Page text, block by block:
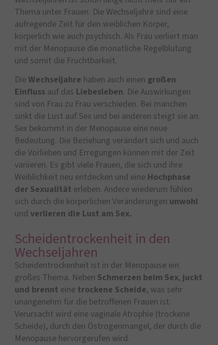
Thema unter Frauen. Die Wechseljahre sind eine
aufregende Zeit für den weiblichen Körper,
körperlich wie auch psychisch. Als Frau verliert man
mit der Menopause die monatliche Regelblutung
und somit die Fruchtbarkeit.
Die Wechseljahre haben auch einen großen
Einfluss auf das Liebesleben. Die Auswirkungen
sind von Frau zu Frau verschieden. Bei manchen
sinkt die Lust auf Sex und bei anderen steigt sie an.
Sex bekommt in der Menopause eine neue
Bedeutung. Die Beziehung verändert sich und auch
die Vorlieben und Erregungen können mit der Zeit
variieren. Es gibt viele Frauen, die sich und ihre
Weiblichkeit neu entdecken und eine Hochphase
der Sexualität erleben. Andere wiederum fühlen
sich durch die körperlichen Veränderungen unwohl
und verlieren die Lust am Sex.
Scheidentrockenheit in den
Wechseljahren
Scheidentrockenheit ist in der Menopause ein
großes Thema. Neben Schmerzen beim Sex, juckt
und brennt eine trockene Scheide, was sehr
unangenehm für die betroffenen Frauen ist.
Verursacht wird eine vaginale Atrophie (trockene
Scheide), durch den Östrogenmangel, der durch die
Menopause hervorgerufen wird.